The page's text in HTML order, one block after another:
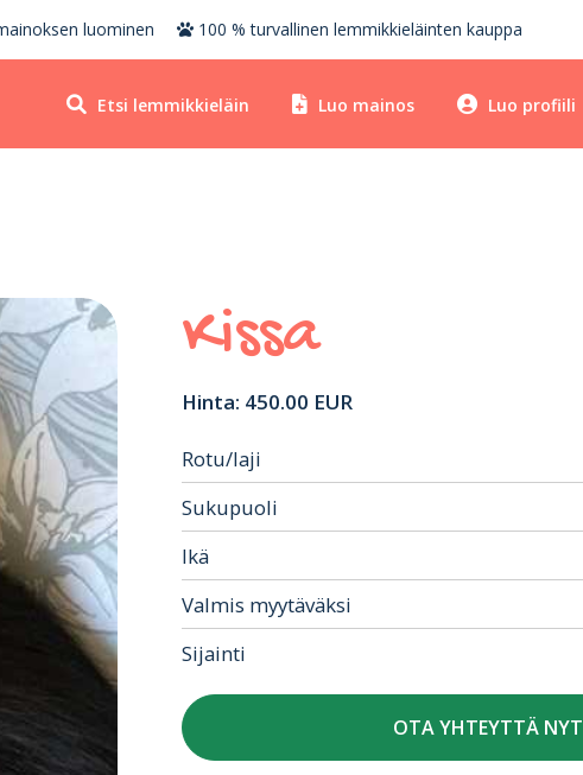
luominen 100 % turvallinen lemmikkieläinten kauppa
Etsi lemmikkieläin Luo mainos Luo profiili
Kissa
Hinta: 450.00 EUR
Rotu/laji
Sukupuoli
Ikä
Valmis myytäväksi
Sijainti
OTA YHTEYTTÄ NYT